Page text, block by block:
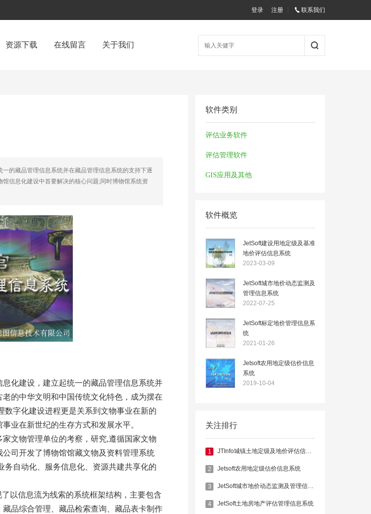
登录 注册 联系我们
资源下载 在线留言 关于我们
软件类别
评估业务软件
评估管理软件
GIS应用及其他
软件概览
JetSoft建设用地定级及基准
地价评估信息系统
2023-03-09
JetSoft城市地价动态监测及
管理信息系统
2022-07-25
JetSoft标定地价管理信息系
统
2021-01-26
Jetsoft农用地定级估价信息
系统
2019-10-04
关注排行
1 JTInfo城镇土地定级及地价评估信息系统
2 Jetsoft农用地定级估价信息系统
3 JetSoft城市地价动态监测及管理信息系统
4 JetSoft土地房地产评估管理信息系统
的藏品管理信息系统并在藏品管理信息系统的支持下逐
信息化建设中首要解决的核心问题;同时博物馆系统资
化建设，建立起统一的藏品管理信息系统并
的中华文明和中国传统文化特色，成为摆在
字化建设进程更是关系到文物事业在新的
业在新世纪的生存方式和发展水平。
文物管理单位的考察，研究,遵循国家文物
司开发了博物馆馆藏文物及资料管理系统
务自动化、服务信息化、资源共建共享化的
以信息流为线索的系统框架结构，主要包含
品综合管理、藏品检索查询、藏品表卡制作